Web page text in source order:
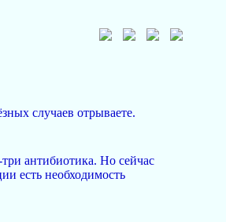
случаев отрываете.
антибиотика. Но сейчас
есть необходимость